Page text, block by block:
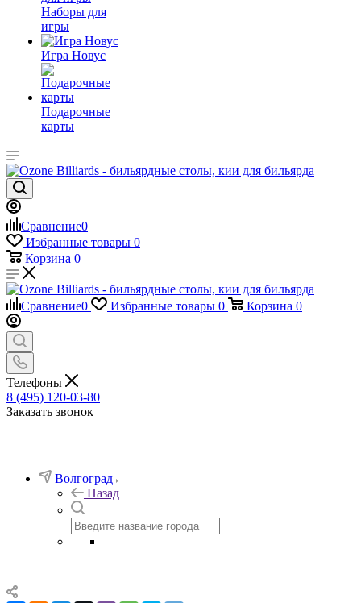
Наборы для
игры
Игра Новус
Подарочные
карты
Сравнение0
Избранные товары 0
Корзина 0
Сравнение0 Избранные товары 0 Корзина 0
Телефоны
8 (495) 120-03-80
Заказать звонок
Волгоград
Назад